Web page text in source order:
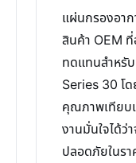
แผ่นกรองอา
สินค้า OEM ที่
ทดแทนสำหรั
Series 30 โ
คุณภาพเทียบ
งานมั่นใจได้ว่
ปลอดภัยในรา